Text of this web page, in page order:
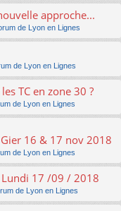
approche...
de Lyon en Lignes
de Lyon en Lignes
TC en zone 30 ?
de Lyon en Lignes
16 & 17 nov 2018
de Lyon en Lignes
Lundi 17 /09 / 2018
de Lyon en Lignes